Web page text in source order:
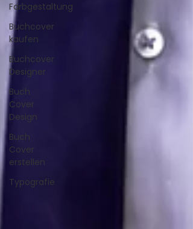
Farbgestaltung
Buchcover
kaufen
Buchcover
Designer
Buch
Cover
Design
Buch
Cover
erstellen
Typografie